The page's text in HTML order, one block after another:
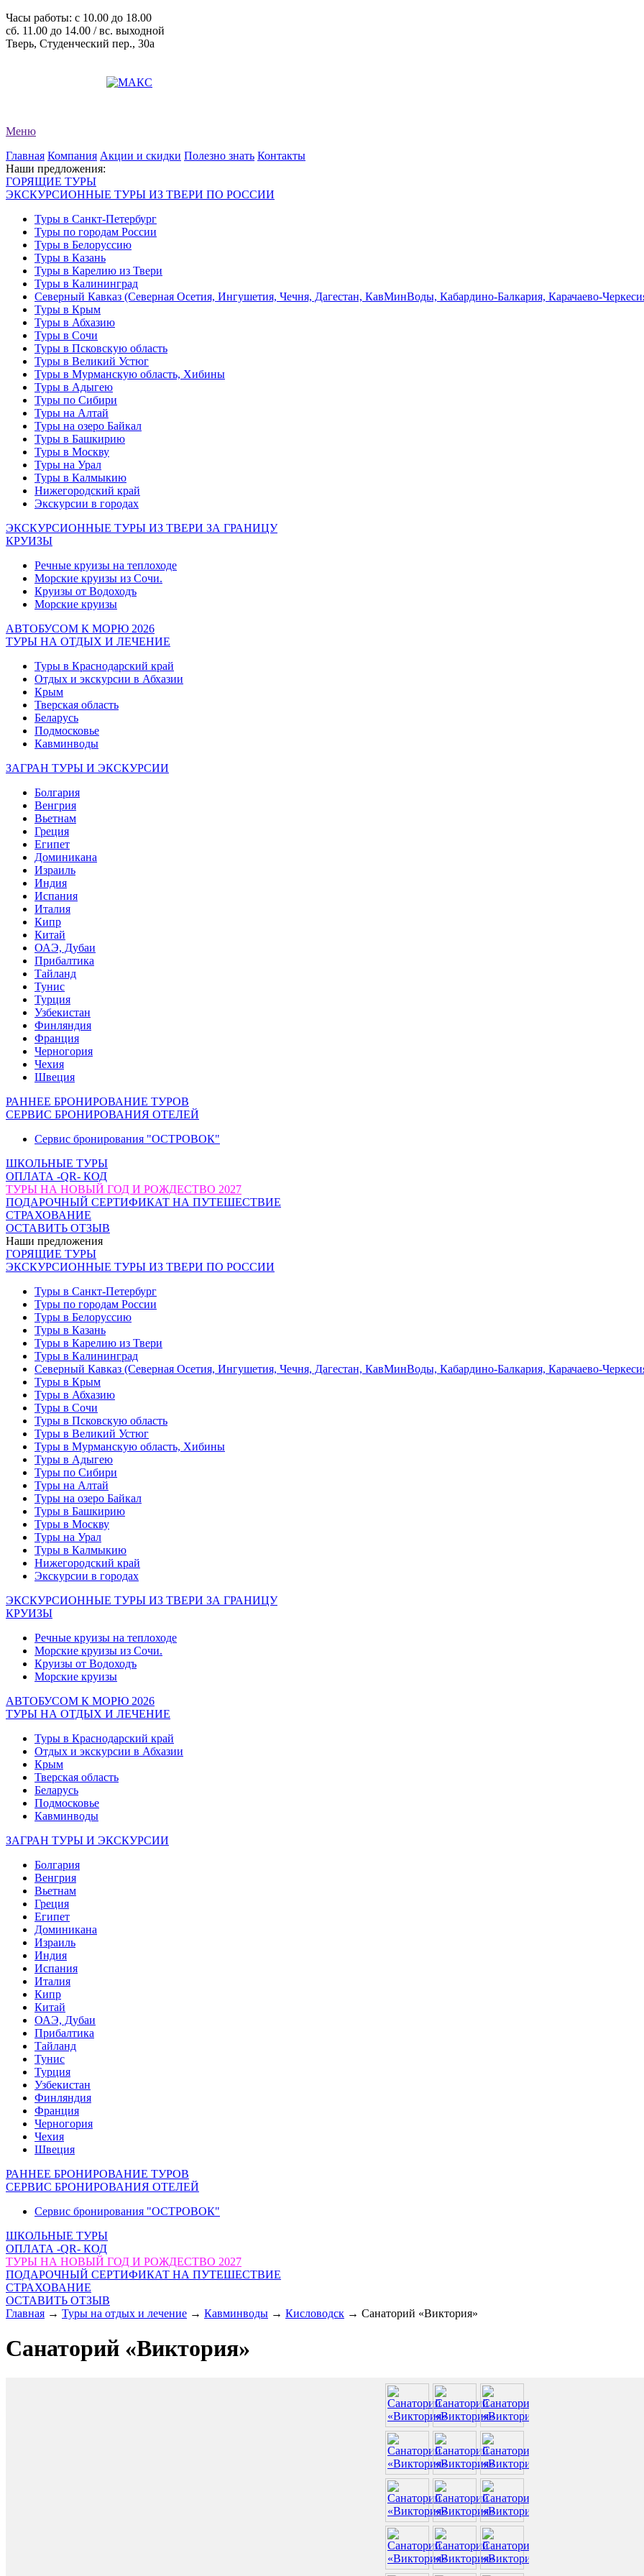
Часы работы: c 10.00 до 18.00
сб. 11.00 до 14.00 / вс. выходной
Тверь, Студенческий пер., 30а
Меню
Главная Компания Акции и скидки Полезно знать Контакты
Наши предложения:
ГОРЯЩИЕ ТУРЫ
ЭКСКУРСИОННЫЕ ТУРЫ ИЗ ТВЕРИ ПО РОССИИ
Туры в Санкт-Петербург
Туры по городам России
Туры в Белоруссию
Туры в Казань
Туры в Карелию из Твери
Туры в Калининград
Северный Кавказ (Северная Осетия, Ингушетия, Чечня, Дагестан, КавМинВоды, Кабардино-Балкария, Карачаево-
Туры в Крым
Туры в Абхазию
Туры в Сочи
Туры в Псковскую область
Туры в Великий Устюг
Туры в Мурманскую область, Хибины
Туры в Адыгею
Туры по Сибири
Туры на Алтай
Туры на озеро Байкал
Туры в Башкирию
Туры в Москву
Туры на Урал
Туры в Калмыкию
Нижегородский край
Экскурсии в городах
ЭКСКУРСИОННЫЕ ТУРЫ ИЗ ТВЕРИ ЗА ГРАНИЦУ
КРУИЗЫ
Речные круизы на теплоходе
Морские круизы из Сочи.
Круизы от Водоходъ
Морские круизы
АВТОБУСОМ К МОРЮ 2026
ТУРЫ НА ОТДЫХ И ЛЕЧЕНИЕ
Туры в Краснодарский край
Отдых и экскурсии в Абхазии
Крым
Тверская область
Беларусь
Подмосковье
Кавминводы
ЗАГРАН ТУРЫ И ЭКСКУРСИИ
Болгария
Венгрия
Вьетнам
Греция
Египет
Доминикана
Израиль
Индия
Испания
Италия
Кипр
Китай
ОАЭ, Дубаи
Прибалтика
Тайланд
Тунис
Турция
Узбекистан
Финляндия
Франция
Черногория
Чехия
Швеция
РАННЕЕ БРОНИРОВАНИЕ ТУРОВ
СЕРВИС БРОНИРОВАНИЯ ОТЕЛЕЙ
Сервис бронирования "ОСТРОВОК"
ШКОЛЬНЫЕ ТУРЫ
ОПЛАТА -QR- КОД
ТУРЫ НА НОВЫЙ ГОД И РОЖДЕСТВО 2027
ПОДАРОЧНЫЙ СЕРТИФИКАТ НА ПУТЕШЕСТВИЕ
СТРАХОВАНИЕ
ОСТАВИТЬ ОТЗЫВ
Наши предложения
ГОРЯЩИЕ ТУРЫ
ЭКСКУРСИОННЫЕ ТУРЫ ИЗ ТВЕРИ ПО РОССИИ
Туры в Санкт-Петербург
Туры по городам России
Туры в Белоруссию
Туры в Казань
Туры в Карелию из Твери
Туры в Калининград
Северный Кавказ (Северная Осетия, Ингушетия, Чечня, Дагестан, КавМинВоды, Кабардино-Балкария, Карачаево-
Туры в Крым
Туры в Абхазию
Туры в Сочи
Туры в Псковскую область
Туры в Великий Устюг
Туры в Мурманскую область, Хибины
Туры в Адыгею
Туры по Сибири
Туры на Алтай
Туры на озеро Байкал
Туры в Башкирию
Туры в Москву
Туры на Урал
Туры в Калмыкию
Нижегородский край
Экскурсии в городах
ЭКСКУРСИОННЫЕ ТУРЫ ИЗ ТВЕРИ ЗА ГРАНИЦУ
КРУИЗЫ
Речные круизы на теплоходе
Морские круизы из Сочи.
Круизы от Водоходъ
Морские круизы
АВТОБУСОМ К МОРЮ 2026
ТУРЫ НА ОТДЫХ И ЛЕЧЕНИЕ
Туры в Краснодарский край
Отдых и экскурсии в Абхазии
Крым
Тверская область
Беларусь
Подмосковье
Кавминводы
ЗАГРАН ТУРЫ И ЭКСКУРСИИ
Болгария
Венгрия
Вьетнам
Греция
Египет
Доминикана
Израиль
Индия
Испания
Италия
Кипр
Китай
ОАЭ, Дубаи
Прибалтика
Тайланд
Тунис
Турция
Узбекистан
Финляндия
Франция
Черногория
Чехия
Швеция
РАННЕЕ БРОНИРОВАНИЕ ТУРОВ
СЕРВИС БРОНИРОВАНИЯ ОТЕЛЕЙ
Сервис бронирования "ОСТРОВОК"
ШКОЛЬНЫЕ ТУРЫ
ОПЛАТА -QR- КОД
ТУРЫ НА НОВЫЙ ГОД И РОЖДЕСТВО 2027
ПОДАРОЧНЫЙ СЕРТИФИКАТ НА ПУТЕШЕСТВИЕ
СТРАХОВАНИЕ
ОСТАВИТЬ ОТЗЫВ
Главная → Туры на отдых и лечение → Кавминводы → Кисловодск → Санаторий «Виктория»
Санаторий «Виктория»